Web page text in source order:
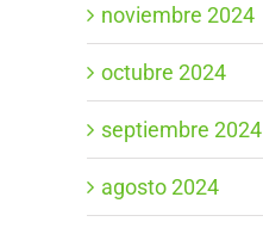
noviembre 2024
octubre 2024
septiembre 2024
agosto 2024